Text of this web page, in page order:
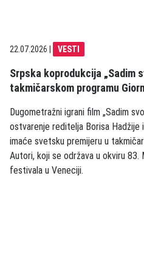
22.07.2026 VESTI
Srpska koprodukcija „Sadim
takmičarskom programu
Dugometražni igrani film „Sadim
ostvarenje reditelja Borisa Hadžije
imaće svetsku premijeru u
Autori, koji se održava u okviru 83.
festivala u Veneciji.